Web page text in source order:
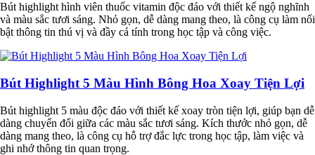
Bút highlight hình viên thuốc vitamin độc đáo với thiết kế ngộ nghĩnh
và màu sắc tươi sáng. Nhỏ gọn, dễ dàng mang theo, là công cụ làm nổi
bật thông tin thú vị và đầy cá tính trong học tập và công việc.
Bút Highlight 5 Màu Hình Bông Hoa Xoay Tiện Lợi
Bút highlight 5 màu độc đáo với thiết kế xoay tròn tiện lợi, giúp bạn dễ
dàng chuyển đổi giữa các màu sắc tươi sáng. Kích thước nhỏ gọn, dễ
dàng mang theo, là công cụ hỗ trợ đắc lực trong học tập, làm việc và
ghi nhớ thông tin quan trọng.